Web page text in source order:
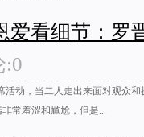
爱看细节：罗
:0
活动，当二人走出来面对观众
常羞涩和尴尬，但是...